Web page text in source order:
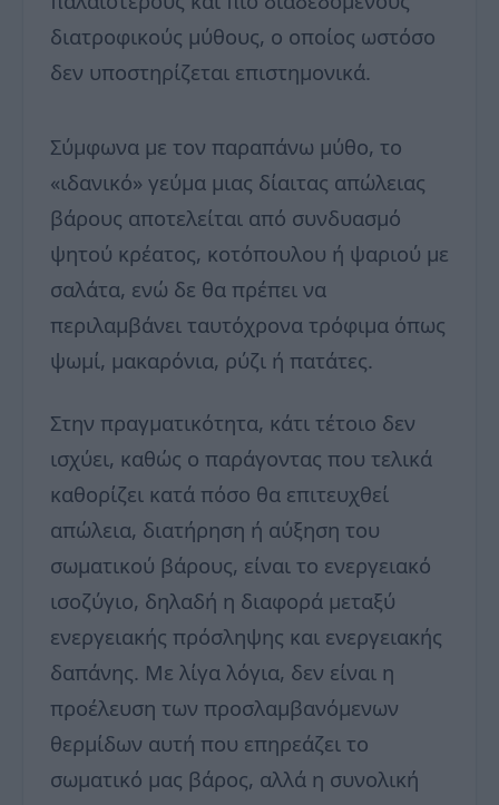
διατροφικούς μύθους, ο οποίος ωστόσο
δεν υποστηρίζεται επιστημονικά.
Σύμφωνα με τον παραπάνω μύθο, το
«ιδανικό» γεύμα μιας δίαιτας απώλειας
βάρους αποτελείται από συνδυασμό
ψητού κρέατος, κοτόπουλου ή ψαριού με
σαλάτα, ενώ δε θα πρέπει να
περιλαμβάνει ταυτόχρονα τρόφιμα όπως
ψωμί, μακαρόνια, ρύζι ή πατάτες.
Στην πραγματικότητα, κάτι τέτοιο δεν
ισχύει, καθώς ο παράγοντας που τελικά
καθορίζει κατά πόσο θα επιτευχθεί
απώλεια, διατήρηση ή αύξηση του
σωματικού βάρους, είναι το ενεργειακό
ισοζύγιο, δηλαδή η διαφορά μεταξύ
ενεργειακής πρόσληψης και ενεργειακής
δαπάνης. Με λίγα λόγια, δεν είναι η
προέλευση των προσλαμβανόμενων
θερμίδων αυτή που επηρεάζει το
σωματικό μας βάρος, αλλά η συνολική